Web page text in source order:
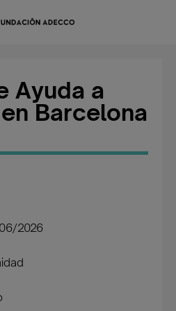
Ayuda a
Barcelona
2026